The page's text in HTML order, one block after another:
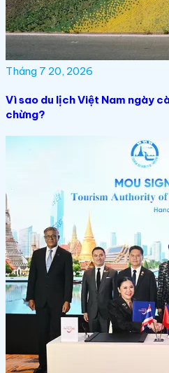
Tháng 7 20, 2026
Vì sao du lịch Việt Nam ngày
chừng?